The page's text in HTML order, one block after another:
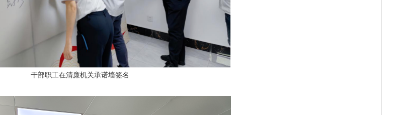
干部职工在清廉机关承诺墙签名